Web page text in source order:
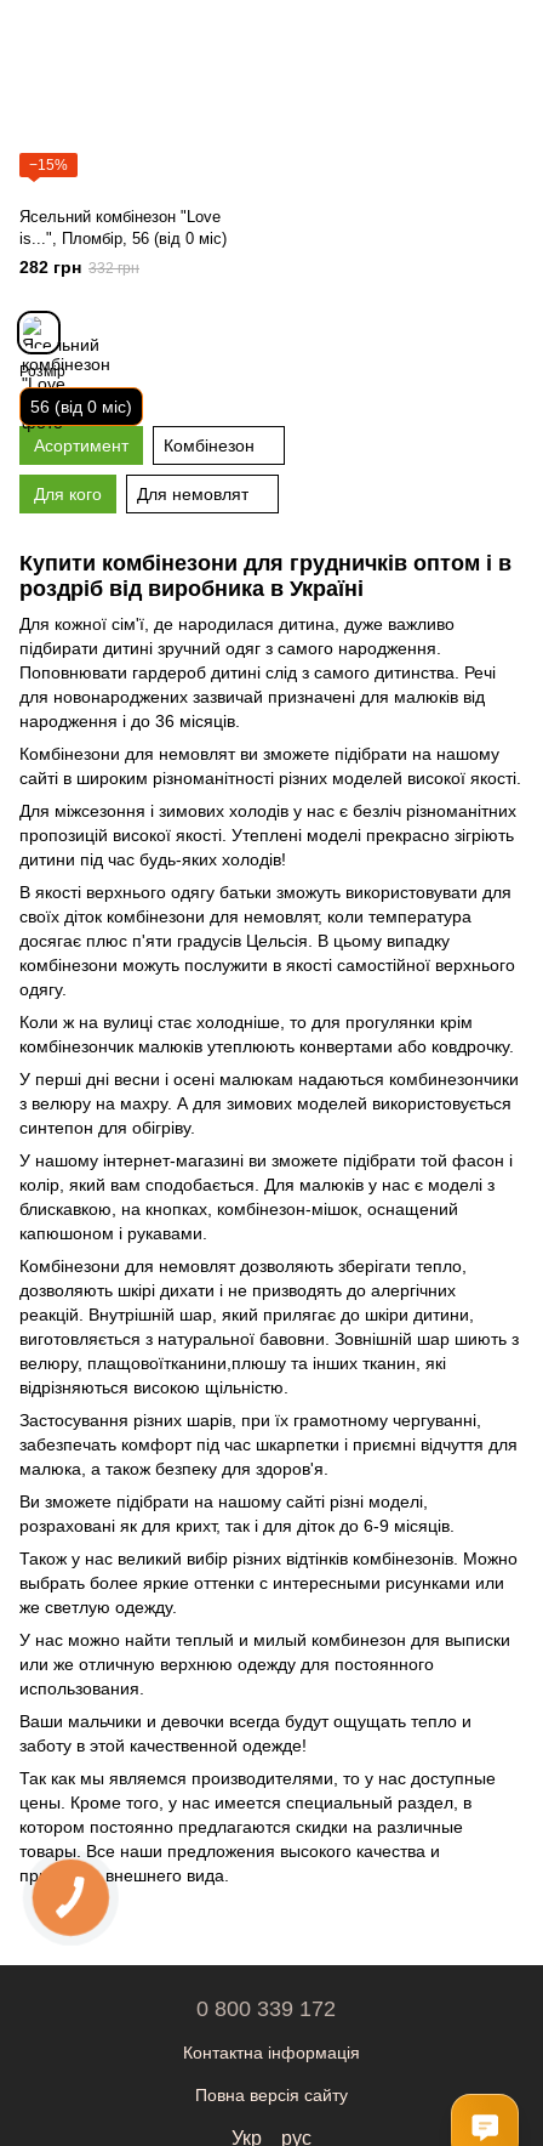
−15%
Ясельний комбінезон "Love
is...", Пломбір, 56 (від 0 міс)
282 грн 332 грн
Розмір
56 (від 0 міс)
Купити комбінезони для грудничків оптом і в
роздріб від виробника в Україні
Для кожної сім'ї, де народилася дитина, дуже важливо
підбирати дитині зручний одяг з самого народження.
Поповнювати гардероб дитині слід з самого дитинства. Речі
для новонароджених зазвичай призначені для малюків від
народження і до 36 місяців.
Комбінезони для немовлят ви зможете підібрати на нашому
сайті в широким різноманітності різних моделей високої якості.
Для міжсезоння і зимових холодів у нас є безліч різноманітних
пропозицій високої якості. Утеплені моделі прекрасно зігріють
дитини під час будь-яких холодів!
В якості верхнього одягу батьки зможуть використовувати для
своїх діток комбінезони для немовлят, коли температура
досягає плюс п'яти градусів Цельсія. В цьому випадку
комбінезони можуть послужити в якості самостійної верхнього
одягу.
Коли ж на вулиці стає холодніше, то для прогулянки крім
комбінезончик малюків утеплюють конвертами або ковдрочку.
У перші дні весни і осені малюкам надаються комбинезончики
з велюру на махру. А для зимових моделей використовується
синтепон для обігріву.
У нашому інтернет-магазині ви зможете підібрати той фасон і
колір, який вам сподобається. Для малюків у нас є моделі з
блискавкою, на кнопках, комбінезон-мішок, оснащений
капюшоном і рукавами.
Комбінезони для немовлят дозволяють зберігати тепло,
дозволяють шкірі дихати і не призводять до алергічних
реакцій. Внутрішній шар, який прилягає до шкіри дитини,
виготовляється з натуральної бавовни. Зовнішній шар шиють з
велюру, плащовоїтканини,плюшу та інших тканин, які
відрізняються високою щільністю.
Застосування різних шарів, при їх грамотному чергуванні,
забезпечать комфорт під час шкарпетки і приємні відчуття для
малюка, а також безпеку для здоров'я.
Ви зможете підібрати на нашому сайті різні моделі,
розраховані як для крихт, так і для діток до 6-9 місяців.
Також у нас великий вибір різних відтінків комбінезонів. Можно
выбрать более яркие оттенки с интересными рисунками или
же светлую одежду.
У нас можно найти теплый и милый комбинезон для выписки
или же отличную верхнюю одежду для постоянного
использования.
Ваши мальчики и девочки всегда будут ощущать тепло и
заботу в этой качественной одежде!
Так как мы являемся производителями, то у нас доступные
цены. Кроме того, у нас имеется специальный раздел, в
котором постоянно предлагаются скидки на различные
товары. Все наши предложения высокого качества и
приятного внешнего вида.
Асортимент Комбінезон
Для кого Для немовлят
0 800 339 172
Контактна інформація
Повна версія сайту
Укр рус